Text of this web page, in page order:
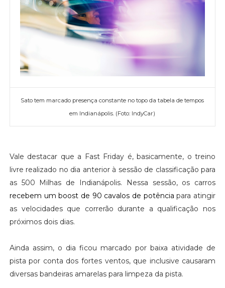
Sato tem marcado presença constante no topo da tabela de tempos
em Indianápolis. (Foto: IndyCar)
Vale destacar que a Fast Friday é, basicamente, o treino
livre realizado no dia anterior à sessão de classificação para
as 500 Milhas de Indianápolis. Nessa sessão, os carros
recebem um boost de 90 cavalos de potência para atingir
as velocidades que correrão durante a qualificação nos
próximos dois dias.
Ainda assim, o dia ficou marcado por baixa atividade de
pista por conta dos fortes ventos, que inclusive causaram
diversas bandeiras amarelas para limpeza da pista.